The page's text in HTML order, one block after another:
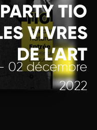
TIO
VIVRES
DE L’ART
02 décembre
2022